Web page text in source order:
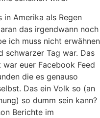
in Amerika als Regen
das irgendwann noch
ich muss nicht erwähnen
schwarzer Tag war. Das
euer Facebook Feed
die es genauso
Das ein Volk so (an
so dumm sein kann?
Berichte im